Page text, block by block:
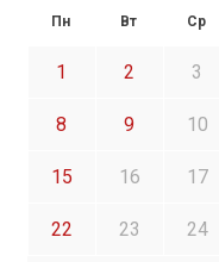
Пн Вт Ср
1 2 3
8 9 10
15 16 17
22 23 24